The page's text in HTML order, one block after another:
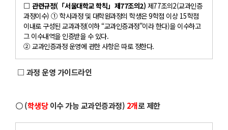
□ 관련규정(「서울대학교 학칙」제77조의2) 제77조의2(교과인증
과정이수) ① 학사과정 및 대학원과정의 학생은 9학점 이상 15학점
이내로 구성된 교과과정(이하 “교과인증과정”이라 한다)을 이수하고
그 이수내역을 인증받을 수 있다.
② 교과인증과정 운영에 관한 사항은 따로 정한다.
□ 과정 운영 가이드라인
〇 (학생당이수 가능 교과인증과정) 2개로 제한